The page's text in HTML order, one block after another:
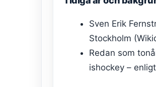
Sven Erik
Stockholm
Redan som
ishockey –